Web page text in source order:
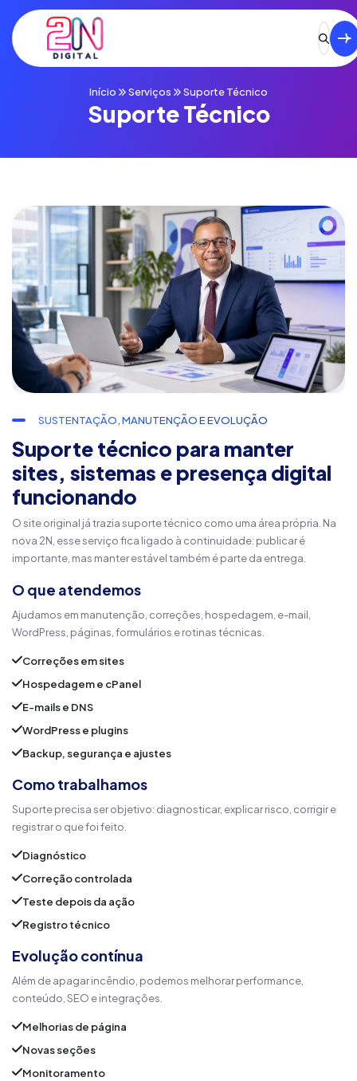
Início Serviços Suporte Técnico
Suporte Técnico
SUSTENTAÇÃO, MANUTENÇÃO E EVOLUÇÃO
Suporte técnico para manter
sites, sistemas e presença digital
funcionando
O site original já trazia suporte técnico como uma área própria. Na
nova 2N, esse serviço fica ligado à continuidade: publicar é
importante, mas manter estável também é parte da entrega.
O que atendemos
Ajudamos em manutenção, correções, hospedagem, e-mail,
WordPress, páginas, formulários e rotinas técnicas.
Correções em sites
Hospedagem e cPanel
E-mails e DNS
WordPress e plugins
Backup, segurança e ajustes
Como trabalhamos
Suporte precisa ser objetivo: diagnosticar, explicar risco, corrigir e
registrar o que foi feito.
Diagnóstico
Correção controlada
Teste depois da ação
Registro técnico
Evolução contínua
Além de apagar incêndio, podemos melhorar performance,
conteúdo, SEO e integrações.
Melhorias de página
Novas seções
Monitoramento